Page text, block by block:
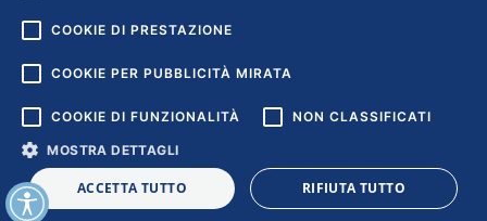
Copyright © 2018 | Confindustria Servizi S.p.a. Partita iva
01007261009
COOKIE DI PRESTAZIONE
COOKIE PER PUBBLICITÀ MIRATA
COOKIE DI FUNZIONALITÀ NON CLASSIFICATI
MOSTRA DETTAGLI
ACCETTA TUTTO RIFIUTA TUTTO